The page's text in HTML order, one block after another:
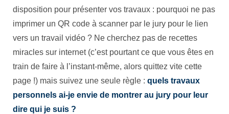
disposition pour présenter vos travaux : pourquoi ne pas
imprimer un QR code à scanner par le jury pour le lien
vers un travail vidéo ? Ne cherchez pas de recettes
miracles sur internet (c’est pourtant ce que vous êtes en
train de faire à l’instant-même, alors quittez vite cette
page !) mais suivez une seule règle : quels travaux
personnels ai-je envie de montrer au jury pour leur
dire qui je suis ?